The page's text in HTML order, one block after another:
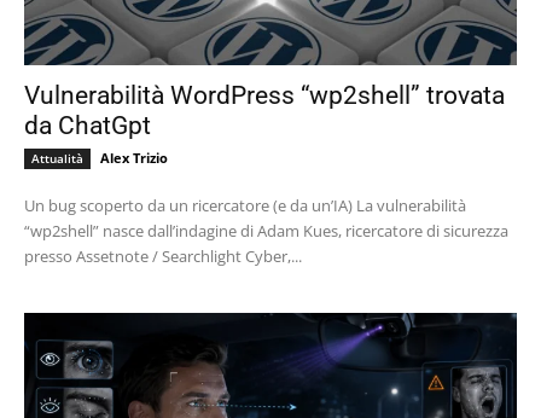
Vulnerabilità WordPress “wp2shell” trovata
da ChatGpt
Attualità Alex Trizio
Un bug scoperto da un ricercatore (e da un’IA) La vulnerabilità
“wp2shell” nasce dall’indagine di Adam Kues, ricercatore di sicurezza
presso Assetnote / Searchlight Cyber,...